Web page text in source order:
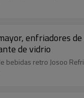
enfriadores
de vidrio
bebidas retro Josoo